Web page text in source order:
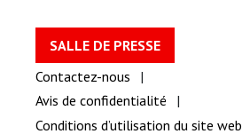
SALLE DE PRESSE
Contactez-nous
Avis de confidentialité
Conditions d’utilisation du site web